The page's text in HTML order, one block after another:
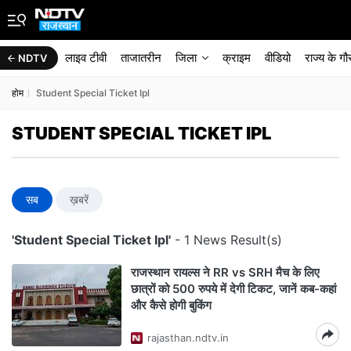
NDTV लाइव टीवी ताजातरीन जिला क्राइम वीडियो राज्‍य के
होम Student Special Ticket Ipl
STUDENT SPECIAL TICKET IPL
सब ख़बरें
'Student Special Ticket Ipl' - 1 News Result(s)
राजस्थान रायल्स ने RR vs SRH मैच के लिए
छात्रों को 500 रुपये में देगी टिकट, जानें कब-कहां
और कैसे होगी बुकिंग
rajasthan.ndtv.in